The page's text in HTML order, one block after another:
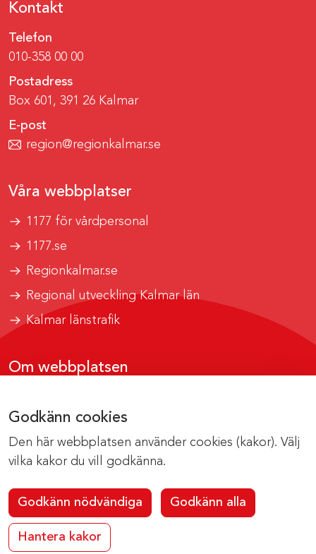
Godkänn cookies
Den här webbplatsen använder cookies (kakor). Välj
vilka kakor du vill godkänna.
Godkänn nödvändiga Godkänn alla
Hantera kakor
Kontakt
Telefon
010-358 00 00
Postadress
Box 601, 391 26 Kalmar
E-post
region@regionkalmar.se
Våra webbplatser
1177 för vårdpersonal
1177.se
Regionkalmar.se
Regional utveckling Kalmar län
Kalmar länstrafik
Om webbplatsen
Om cookies
Kontakta webbredaktionen